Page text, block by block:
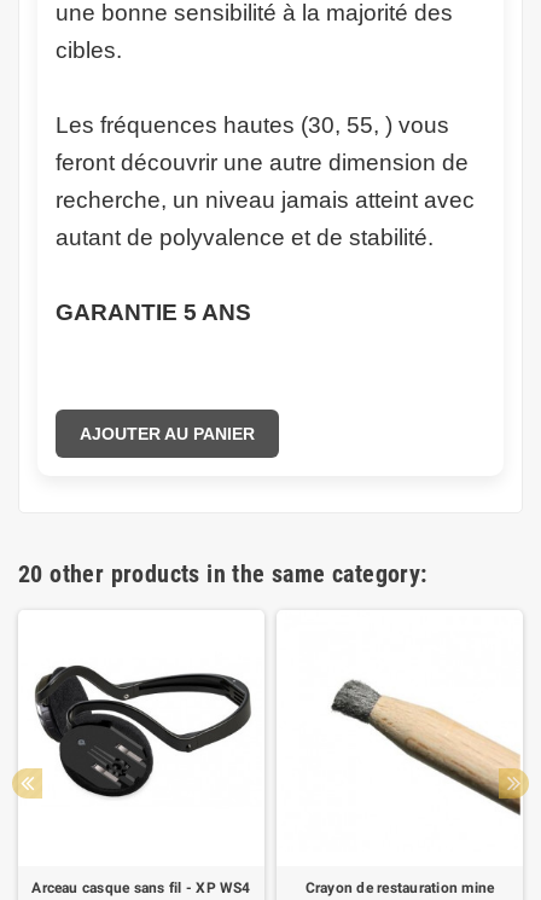
une bonne sensibilité à la majorité des
cibles.
Les fréquences hautes (30, 55, ) vous
feront découvrir une autre dimension de
recherche, un niveau jamais atteint avec
autant de polyvalence et de stabilité.
GARANTIE 5 ANS
AJOUTER AU PANIER
20 other products in the same category:
Arceau casque sans fil - XP WS4
Crayon de restauration mine